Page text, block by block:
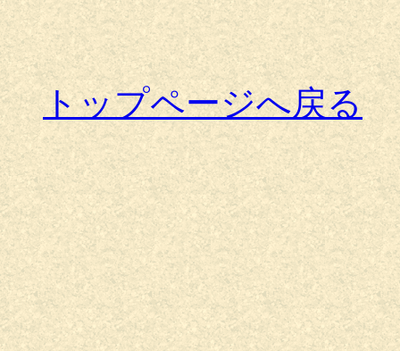
トップページへ戻る